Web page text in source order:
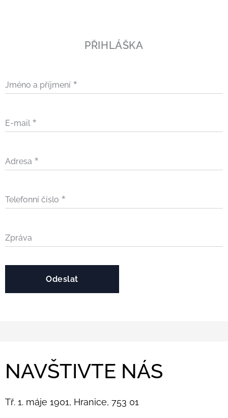
PŘIHLÁŠKA
Jméno a příjmení
E-mail
Adresa
Telefonní číslo
Zpráva
Odeslat
NAVŠTIVTE NÁS
Tř. 1. máje 1901, Hranice, 753 01